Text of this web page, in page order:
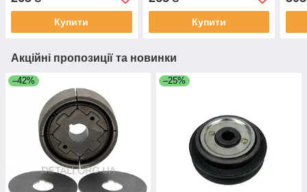
Купити Купити
Акційні пропозиції та новинки
–42% –25%